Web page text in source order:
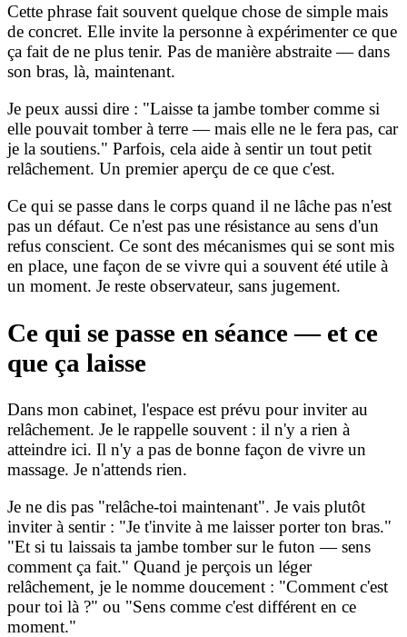
Cette phrase fait souvent quelque chose de simple mais
de concret. Elle invite la personne à expérimenter ce que
ça fait de ne plus tenir. Pas de manière abstraite — dans
son bras, là, maintenant.
Je peux aussi dire : "Laisse ta jambe tomber comme si
elle pouvait tomber à terre — mais elle ne le fera pas, car
je la soutiens." Parfois, cela aide à sentir un tout petit
relâchement. Un premier aperçu de ce que c'est.
Ce qui se passe dans le corps quand il ne lâche pas n'est
pas un défaut. Ce n'est pas une résistance au sens d'un
refus conscient. Ce sont des mécanismes qui se sont mis
en place, une façon de se vivre qui a souvent été utile à
un moment. Je reste observateur, sans jugement.
Ce qui se passe en séance — et ce
que ça laisse
Dans mon cabinet, l'espace est prévu pour inviter au
relâchement. Je le rappelle souvent : il n'y a rien à
atteindre ici. Il n'y a pas de bonne façon de vivre un
massage. Je n'attends rien.
Je ne dis pas "relâche-toi maintenant". Je vais plutôt
inviter à sentir : "Je t'invite à me laisser porter ton bras."
"Et si tu laissais ta jambe tomber sur le futon — sens
comment ça fait." Quand je perçois un léger
relâchement, je le nomme doucement : "Comment c'est
pour toi là ?" ou "Sens comme c'est différent en ce
moment."